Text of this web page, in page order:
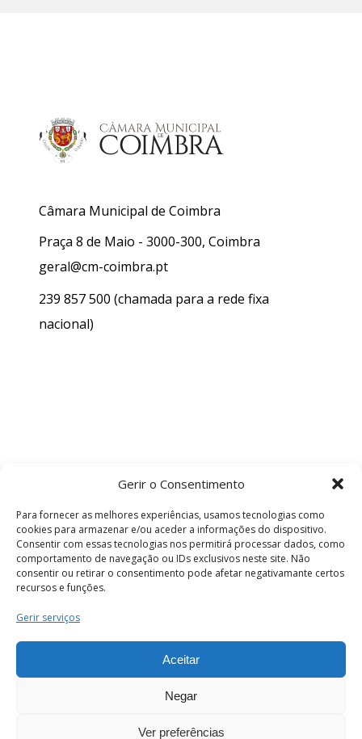
Gerir o Consentimento
Para fornecer as melhores experiências, usamos tecnologias como
cookies para armazenar e/ou aceder a informações do dispositivo.
Consentir com essas tecnologias nos permitirá processar dados, como
comportamento de navegação ou IDs exclusivos neste site. Não
consentir ou retirar o consentimento pode afetar negativamante certos
recursos e funções.
Gerir serviços
Aceitar
Negar
Ver preferências
Câmara Municipal de Coimbra
Praça 8 de Maio - 3000-300, Coimbra
geral@cm-coimbra.pt
239 857 500 (chamada para a rede fixa
nacional)
Termos e Condições
os direitos reservados.